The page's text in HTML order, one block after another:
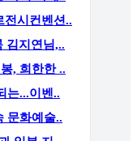
전시컨벤션..
김지연님,..
, 희한한 ..
는...이벤..
문화예술..